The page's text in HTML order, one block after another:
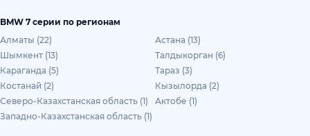
BMW 7 серии по регионам
Алматы (22)
Астана (13)
Шымкент (13)
Талдыкорган (6)
Караганда (5)
Тараз (3)
Костанай (2)
Кызылорда (2)
Северо-Казахстанская область (1)
Актобе (1)
Западно-Казахстанская область (1)